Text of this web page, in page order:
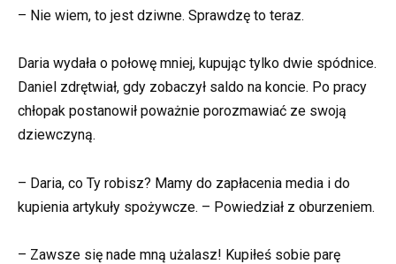
– Nie wiem, to jest dziwne. Sprawdzę to teraz.
Daria wydała o połowę mniej, kupując tylko dwie spódnice.
Daniel zdrętwiał, gdy zobaczył saldo na koncie. Po pracy
chłopak postanowił poważnie porozmawiać ze swoją
dziewczyną.
– Daria, co Ty robisz? Mamy do zapłacenia media i do
kupienia artykuły spożywcze. – Powiedział z oburzeniem.
– Zawsze się nade mną użalasz! Kupiłeś sobie parę